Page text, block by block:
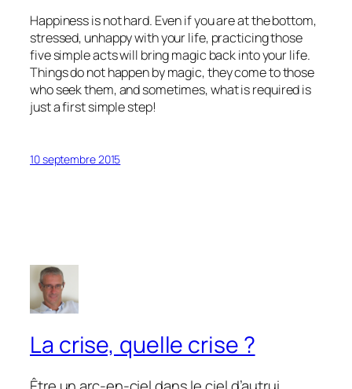
Happiness is not hard. Even if you are at the bottom,
stressed, unhappy with your life, practicing those
five simple acts will bring magic back into your life.
Things do not happen by magic, they come to those
who seek them, and sometimes, what is required is
just a first simple step!
10 septembre 2015
La crise, quelle crise ?